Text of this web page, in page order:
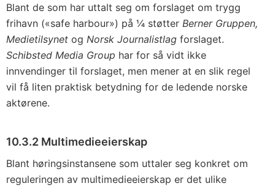
Blant de som har uttalt seg om forslaget om trygg
frihavn («safe harbour») på ¼ støtter Berner Gruppen,
Medietilsynet og Norsk Journalistlag forslaget.
Schibsted Media Group har for så vidt ikke
innvendinger til forslaget, men mener at en slik regel
vil få liten praktisk betydning for de ledende norske
aktørene.
10.3.2 Multimedieeierskap
Blant høringsinstansene som uttaler seg konkret om
reguleringen av multimedieeierskap er det ulike